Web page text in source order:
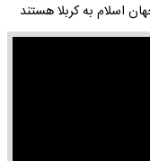
اسلام به کربلا هستند